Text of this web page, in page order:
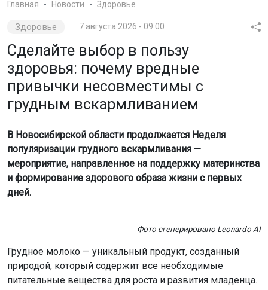
Фото сгенерировано Leonardo AI
Грудное молоко — уникальный продукт, созданный
природой, который содержит все необходимые
Однако его чистота и безопасность напрямую зависят
центра общественного здоровья и медицинской
профилактики Лариса Сарычева рассказала о том, как
вредные привычки влияют на здоровье не только